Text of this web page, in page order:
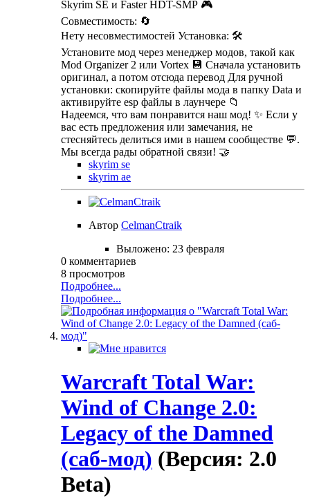
Skyrim SE и Faster HDT-SMP 🎮
Совместимость: 🔄
Нету несовместимостей Установка: 🛠️
Установите мод через менеджер модов, такой как
Mod Organizer 2 или Vortex 💾 Сначала установить
оригинал, а потом отсюда перевод Для ручной
установки: скопируйте файлы мода в папку Data и
активируйте esp файлы в лаунчере 📁
Надеемся, что вам понравится наш мод! ✨ Если у
вас есть предложения или замечания, не
стесняйтесь делиться ими в нашем сообществе 💬.
Мы всегда рады обратной связи! 🤝
skyrim se
skyrim ae
Автор CelmanCtraik
Выложено: 23 февраля
0 комментариев
8 просмотров
Подробнее...
Подробнее...
Warcraft Total War:
Wind of Change 2.0:
Legacy of the Damned
(саб-мод) (Версия: 2.0
Beta)